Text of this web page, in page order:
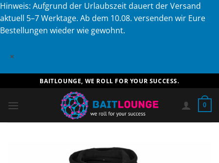
Hinweis: Aufgrund der Urlaubszeit dauert der Versand
aktuell 5–7 Werktage. Ab dem 10.08. versenden wir Eure
Bestellungen wieder wie gewohnt.
×
Inhalt
springen
BAITLOUNGE, WE ROLL FOR YOUR SUCCESS.
0